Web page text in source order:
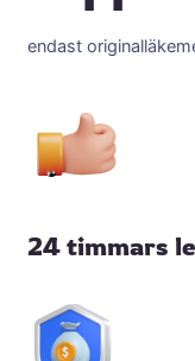
endast
24 timmars